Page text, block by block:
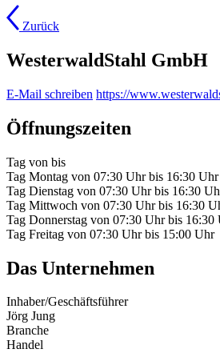
Zurück
WesterwaldStahl GmbH
E-Mail schreiben https://
Öffnungszeiten
Tag von bis
Tag Montag von 07:30 Uhr bis 16:30 Uhr
Tag Dienstag von 07:30 Uhr bis 16:30
Tag Mittwoch von 07:30 Uhr bis 16:30
Tag Donnerstag von 07:30 Uhr bis 16:30
Tag Freitag von 07:30 Uhr bis 15:00 Uhr
Das Unternehmen
Inhaber/Geschäftsführer
Jörg Jung
Branche
Handel